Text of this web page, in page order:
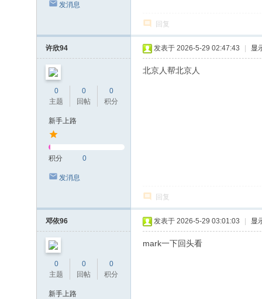
发消息
回复
许欣94
0
主题
0
回帖
0
积分
新手上路
积分 0
发消息
发表于 2026-5-29 02:47:43 显
北京人帮北京人
回复
邓依96
0
主题
0
回帖
0
积分
新手上路
发表于 2026-5-29 03:01:03 显
mark一下回头看